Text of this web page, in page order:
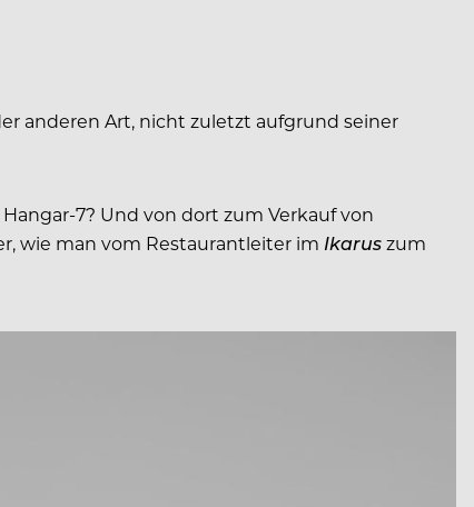
anderen Art, nicht zuletzt aufgrund seiner
7? Und von dort zum Verkauf von
wie man vom Restaurantleiter im Ikaruszum